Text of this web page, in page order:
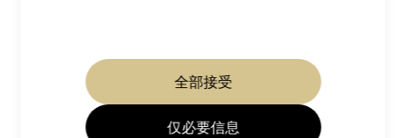
全部接受
仅必要信息